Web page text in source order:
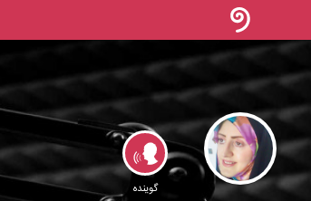
گوینده